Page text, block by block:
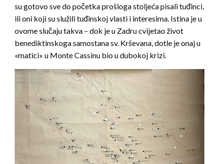
su gotovo sve do početka prošloga stoljeća pisali tuđinci,
ili oni koji su služili tuđinskoj vlasti i interesima. Istina je u
ovome slučaju takva – dok je u Zadru cvijetao život
benediktinskoga samostana sv. Krševana, dotle je onaj u
«matici» u Monte Cassinu bio u dubokoj krizi.